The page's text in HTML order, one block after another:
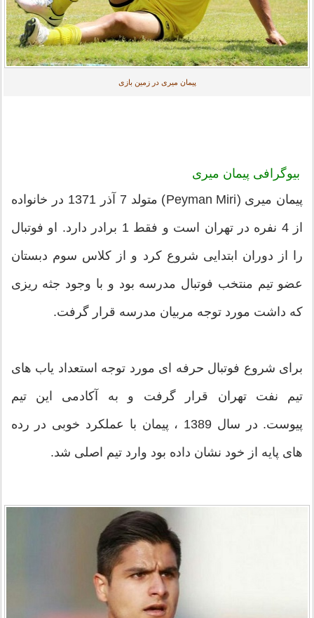
پیمان میری در زمین بازی
بیوگرافی پیمان میری
پیمان میری (Peyman Miri) متولد 7 آذر 1371 در خانواده
از 4 نفره در تهران است و فقط 1 برادر دارد. او فوتبال
را از دوران ابتدایی شروع کرد و از کلاس سوم دبستان
عضو تیم منتخب فوتبال مدرسه بود و با وجود جثه ریزی
که داشت مورد توجه مربیان مدرسه قرار گرفت.
برای شروع فوتبال حرفه ای مورد توجه استعداد یاب های
تیم نفت تهران قرار گرفت و به آکادمی این تیم
پیوست. در سال 1389 ، پیمان با عملکرد خوبی در رده
های پایه از خود نشان داده بود وارد تیم اصلی شد.